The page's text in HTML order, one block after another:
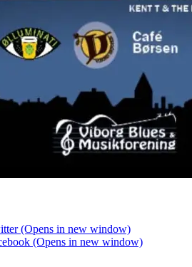
(Opens in new window)
(Opens in new window)